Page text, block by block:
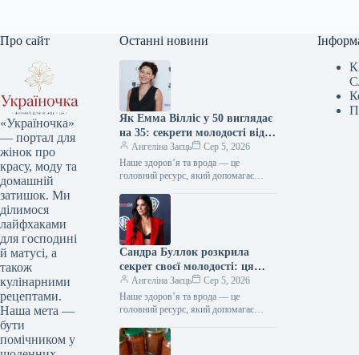
Про сайт
«Україночка»
— портал для
жінок про
красу, моду та
домашній
затишок. Ми
ділимося
лайфхаками
для господині
й матусі, а
також
кулінарними
рецептами.
Наша мета —
бути
помічником у
Останні новини
Як Емма Вілліс у 50 виглядає
на 35: секрети молодості від
зірки
Ангеліна Заєць
Сер 5, 2026
Наше здоров’я та врода — це
головний ресурс, який допомагає
Редакція «Україночки» підготувала
для вас…
Сандра Буллок розкрила
секрет своєї молодості: ця
звичка дивує світ
Ангеліна Заєць
Сер 5, 2026
Наше здоров’я та врода — це
головний ресурс, який допомагає
Редакція «Україночки» підготувала
для вас…